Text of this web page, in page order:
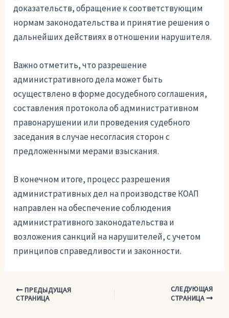
доказательств, обращение к соответствующим
нормам законодательства и принятие решения о
дальнейших действиях в отношении нарушителя.
Важно отметить, что разрешение
административного дела может быть
осуществлено в форме досудебного соглашения,
составления протокола об административном
правонарушении или проведения судебного
заседания в случае несогласия сторон с
предложенными мерами взыскания.
В конечном итоге, процесс разрешения
административных дел на производстве КОАП
направлен на обеспечение соблюдения
административного законодательства и
возложения санкций на нарушителей, с учетом
принципов справедливости и законности.
Навигация
ПРЕДЫДУЩАЯ
СТРАНИЦА
СЛЕДУЮЩАЯ
СТРАНИЦА